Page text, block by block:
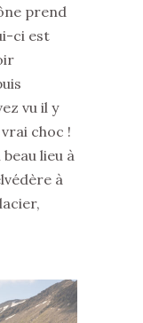
prend
ci est
vu il y
choc !
lieu à
à